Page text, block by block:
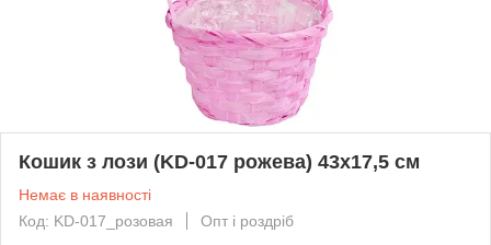
Кошик з лози (KD-017 рожева) 43х17,5 см
Немає в наявності
Код: KD-017_розовая
Опт і роздріб